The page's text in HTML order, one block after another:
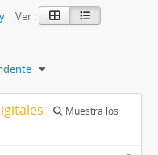
Ver :
Muestra los